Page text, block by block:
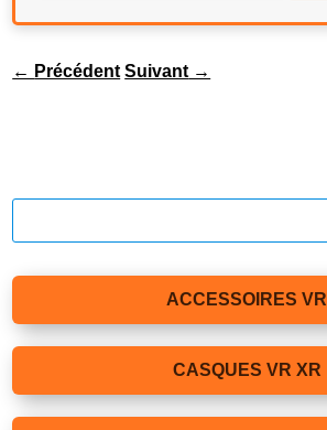
← Précédent Suivant →
ACCESSOIRES VR
CASQUES VR XR